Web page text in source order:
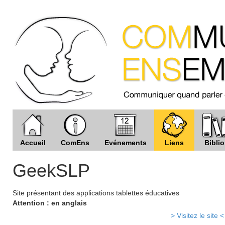
Accueil ComEns Evénements Liens Biblio
GeekSLP
Site présentant des applications tablettes éducatives
Attention : en anglais
> Visitez le site <